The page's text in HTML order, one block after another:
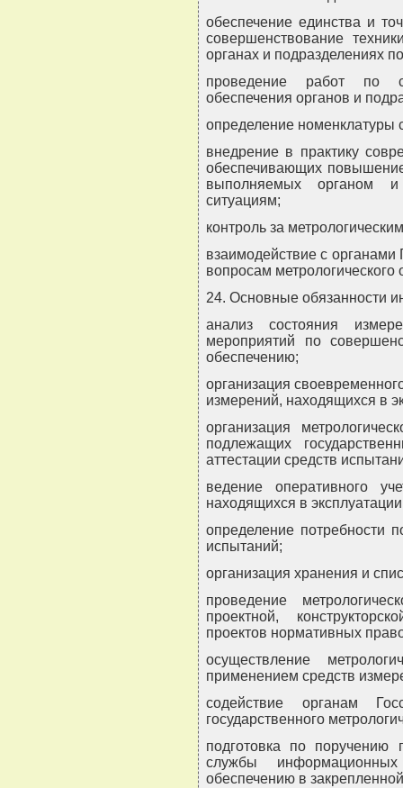
обеспечение единства и
совершенствование
органах и подразделениях
проведение работ по
обеспечения органов и
определение номенклатуры
внедрение в практику
обеспечивающих повышение
выполняемых органом
ситуациям;
контроль за
взаимодействие с
вопросам метрологического
24. Основные обязанности
анализ состояния
мероприятий по
обеспечению;
организация
измерений, находящихся в
организация
подлежащих
аттестации средств
ведение оперативного
находящихся в
определение потребности
испытаний;
организация хранения и
проведение
проектной,
проектов нормативных
осуществление
применением средств
содействие органам
государственного
подготовка по поручению
службы
обеспечению в